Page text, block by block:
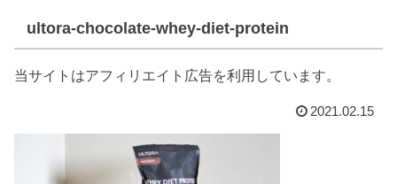
ultora-chocolate-whey-diet-protein
当サイトはアフィリエイト広告を利用しています。
2021.02.15